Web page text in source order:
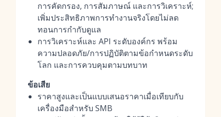
การคัดกรอง, การสัมภาษณ์ และการวิเคราะห์;
เพิ่มประสิทธิภาพการทำงานจริงโดยไม่ลด
ทอนการกำกับดูแล
การวิเคราะห์และ API ระดับองค์กร พร้อม
ความปลอดภัย/การปฏิบัติตามข้อกำหนดระดับ
โลก และการควบคุมตามบทบาท
ข้อเสีย
ราคาสูงและเป็นแบบเสนอราคาเมื่อเทียบกับ
เครื่องมือสำหรับ SMB